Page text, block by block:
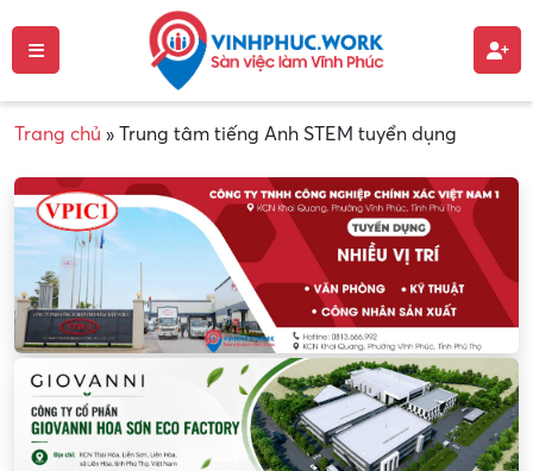
Trang chủ » Trung tâm tiếng Anh STEM tuyển dụng